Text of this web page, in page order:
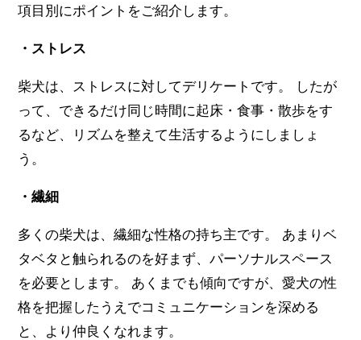
項目別にポイントをご紹介します。
・ストレス
柴犬は、ストレスに対してデリケートです。 したが
って、できるだけ同じ時間に起床・食事・散歩をす
るなど、リズムを整えて生活するようにしましょ
う。
・繊細
多くの柴犬は、繊細な性格の持ち主です。 あまりベ
タベタと触られるのを好まず、パーソナルスペース
を必要とします。 あくまでも傾向ですが、愛犬の性
格を把握したうえでコミュニケーションを深める
と、より仲良くなれます。